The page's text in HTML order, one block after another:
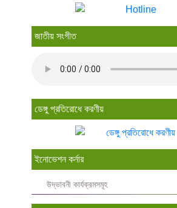
জাতীয় সংগীত
ডেঙ্গু প্রতিরোধে করণীয়
ইনোভেশন কর্নার
উদ্ভাবনী কার্যক্রমসমূহ